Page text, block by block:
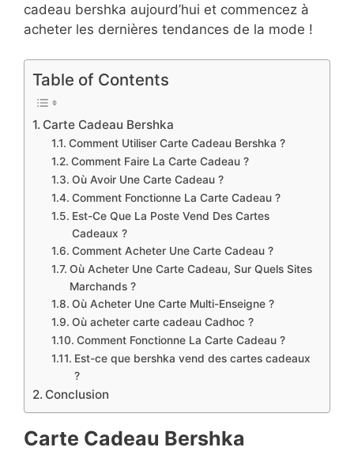
cadeau bershka aujourd’hui et commencez à
acheter les dernières tendances de la mode !
Table of Contents
Carte Cadeau Bershka
Comment Utiliser Carte Cadeau Bershka ?
Comment Faire La Carte Cadeau ?
Où Avoir Une Carte Cadeau ?
Comment Fonctionne La Carte Cadeau ?
Est-Ce Que La Poste Vend Des Cartes
Cadeaux ?
Comment Acheter Une Carte Cadeau ?
Où Acheter Une Carte Cadeau, Sur Quels Sites
Marchands ?
Où Acheter Une Carte Multi-Enseigne ?
Où acheter carte cadeau Cadhoc ?
Comment Fonctionne La Carte Cadeau ?
Est-ce que bershka vend des cartes cadeaux
?
Conclusion
Carte Cadeau Bershka